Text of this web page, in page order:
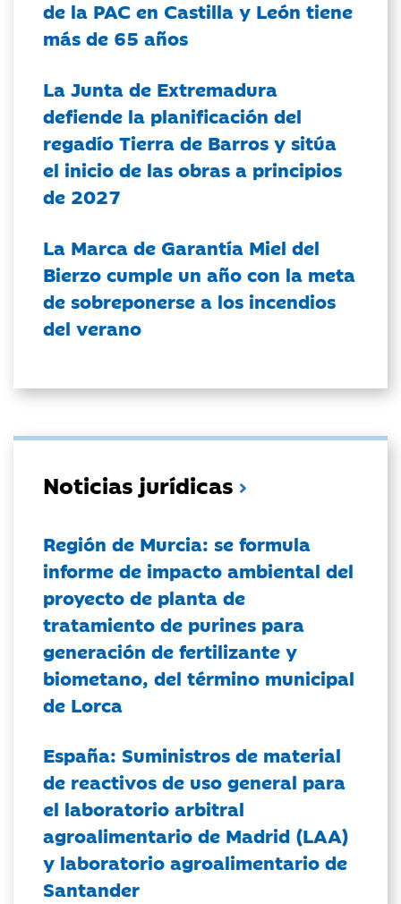
de la PAC en Castilla y León tiene
más de 65 años
La Junta de Extremadura
defiende la planificación del
regadío Tierra de Barros y sitúa
el inicio de las obras a principios
de 2027
La Marca de Garantía Miel del
Bierzo cumple un año con la meta
de sobreponerse a los incendios
del verano
Noticias jurídicas
Región de Murcia: se formula
informe de impacto ambiental del
proyecto de planta de
tratamiento de purines para
generación de fertilizante y
biometano, del término municipal
de Lorca
España: Suministros de material
de reactivos de uso general para
el laboratorio arbitral
agroalimentario de Madrid (LAA)
y laboratorio agroalimentario de
Santander